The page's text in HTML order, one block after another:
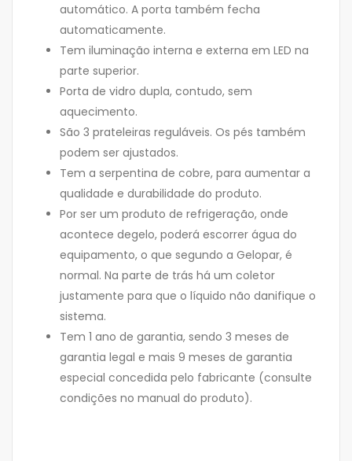
automático. A porta também fecha
automaticamente.
Tem iluminação interna e externa em LED na
parte superior.
Porta de vidro dupla, contudo, sem
aquecimento.
São 3 prateleiras reguláveis. Os pés também
podem ser ajustados.
Tem a serpentina de cobre, para aumentar a
qualidade e durabilidade do produto.
Por ser um produto de refrigeração, onde
acontece degelo, poderá escorrer água do
equipamento, o que segundo a Gelopar, é
normal. Na parte de trás há um coletor
justamente para que o líquido não danifique o
sistema.
Tem 1 ano de garantia, sendo 3 meses de
garantia legal e mais 9 meses de garantia
especial concedida pelo fabricante (consulte
condições no manual do produto).